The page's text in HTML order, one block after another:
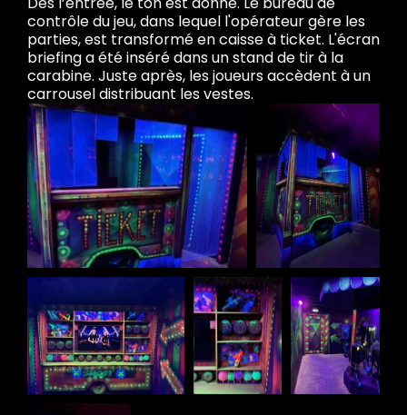
contrôle du jeu, dans lequel l'opérateur gère les
parties, est transformé en caisse à ticket. L'écran
briefing a été inséré dans un stand de tir à la
carabine. Juste après, les joueurs accèdent à un
carrousel distribuant les vestes.